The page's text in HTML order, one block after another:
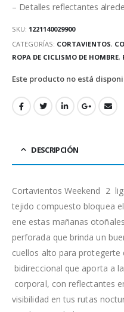
– Detalles reflectantes
SKU: 1221140029900
CATEGORÍAS: CORTAVIENTOS,
ROPA DE CICLISMO DE HOMBRE,
Este producto no está
DESCRIPCIÓN
Cortavientos Weekend 2
tejido compuesto bloquea
ene estas mañanas
perforada que brinda un
cuellos alto para protegerte
bidireccional que aporta a
corporal, con reflectantes
visibilidad en tus rutas